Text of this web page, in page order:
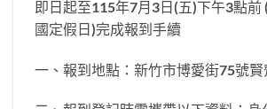
即日起至115年7月3日(五)下午3點前
國定假日)完成報到手續
一、報到地點：新竹市博愛街75號賢